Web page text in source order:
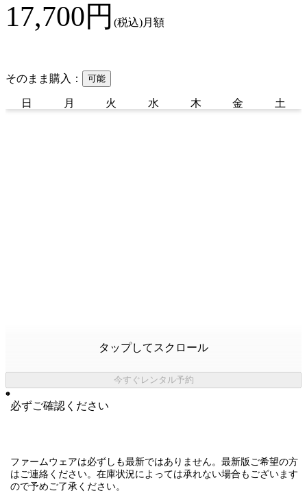
17,700円 (税込)月額
そのまま購入： 可能
日 月 火 水 木 金 土
タップしてスクロール
今すぐレンタル予約
必ずご確認ください
ファームウェアは必ずしも最新ではありません。最新版ご希望の方
はご連絡ください。在庫状況によっては承れない場合もございます
ので予めご了承ください。